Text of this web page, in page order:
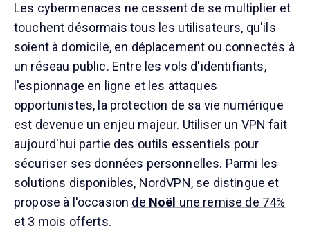
Les cybermenaces ne cessent de se multiplier et
touchent désormais tous les utilisateurs, qu'ils
soient à domicile, en déplacement ou connectés à
un réseau public. Entre les vols d'identifiants,
l'espionnage en ligne et les attaques
opportunistes, la protection de sa vie numérique
est devenue un enjeu majeur. Utiliser un VPN fait
aujourd'hui partie des outils essentiels pour
sécuriser ses données personnelles. Parmi les
solutions disponibles, NordVPN, se distingue et
propose à l'occasion de Noël une remise de 74%
et 3 mois offerts.